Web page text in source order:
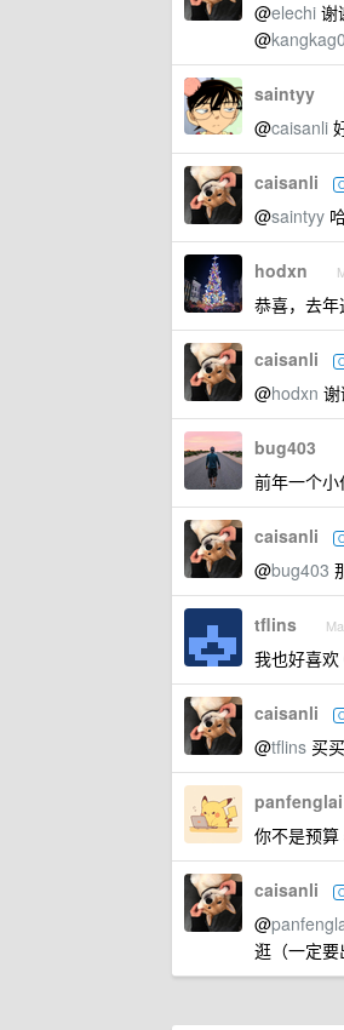
@elechi 谢
@
saintyy
@caisanli
caisanli
@saintyy
hodxn
恭喜，去
caisanli
@hodxn 谢
bug403
前年一个
caisanli
@bug403
tflins
我也好喜
caisanli
@tflins 买
panfenglai
你不是预
caisanli
@
逛（一定要